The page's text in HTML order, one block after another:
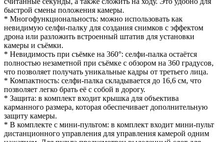
быстрой смены положения камеры.
* Многофункциональность: можно использовать как
невидимую селфи-палку для создания снимков с эффектом
дрона или разложить встроенный штатив для установки
камеры и съёмки.
* Невидимость при съёмке на 360°: селфи-палка остаётся
полностью незаметной при съёмке с обзором на 360 градусов,
что позволяет получать уникальные кадры от третьего лица.
* Компактность: селфи-палка складывается до 16,6 см, что
позволяет легко брать её с собой в дорогу.
* Защита: в комплект входит крышка для объектива
карманного размера, которая обеспечивает дополнительную
защиту камеры.
* В комплекте с мини-пультом: в комплект входит мини-пульт
дистанционного управления для управления камерой одним